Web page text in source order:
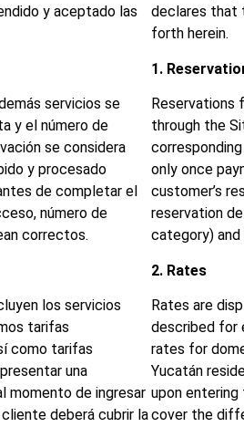
y aceptado las
servicios se
y el número de
se considera
y procesado
de completar el
número de
correctos.
los servicios
tarifas
como tarifas
una
momento de ingresar
deberá cubrir la
declares that
forth herein.
1.
Reservations
through the
only once
customer’s
reservation
category)
2. Rates
Rates are
described for
rates for
Yucatán
upon
cover the